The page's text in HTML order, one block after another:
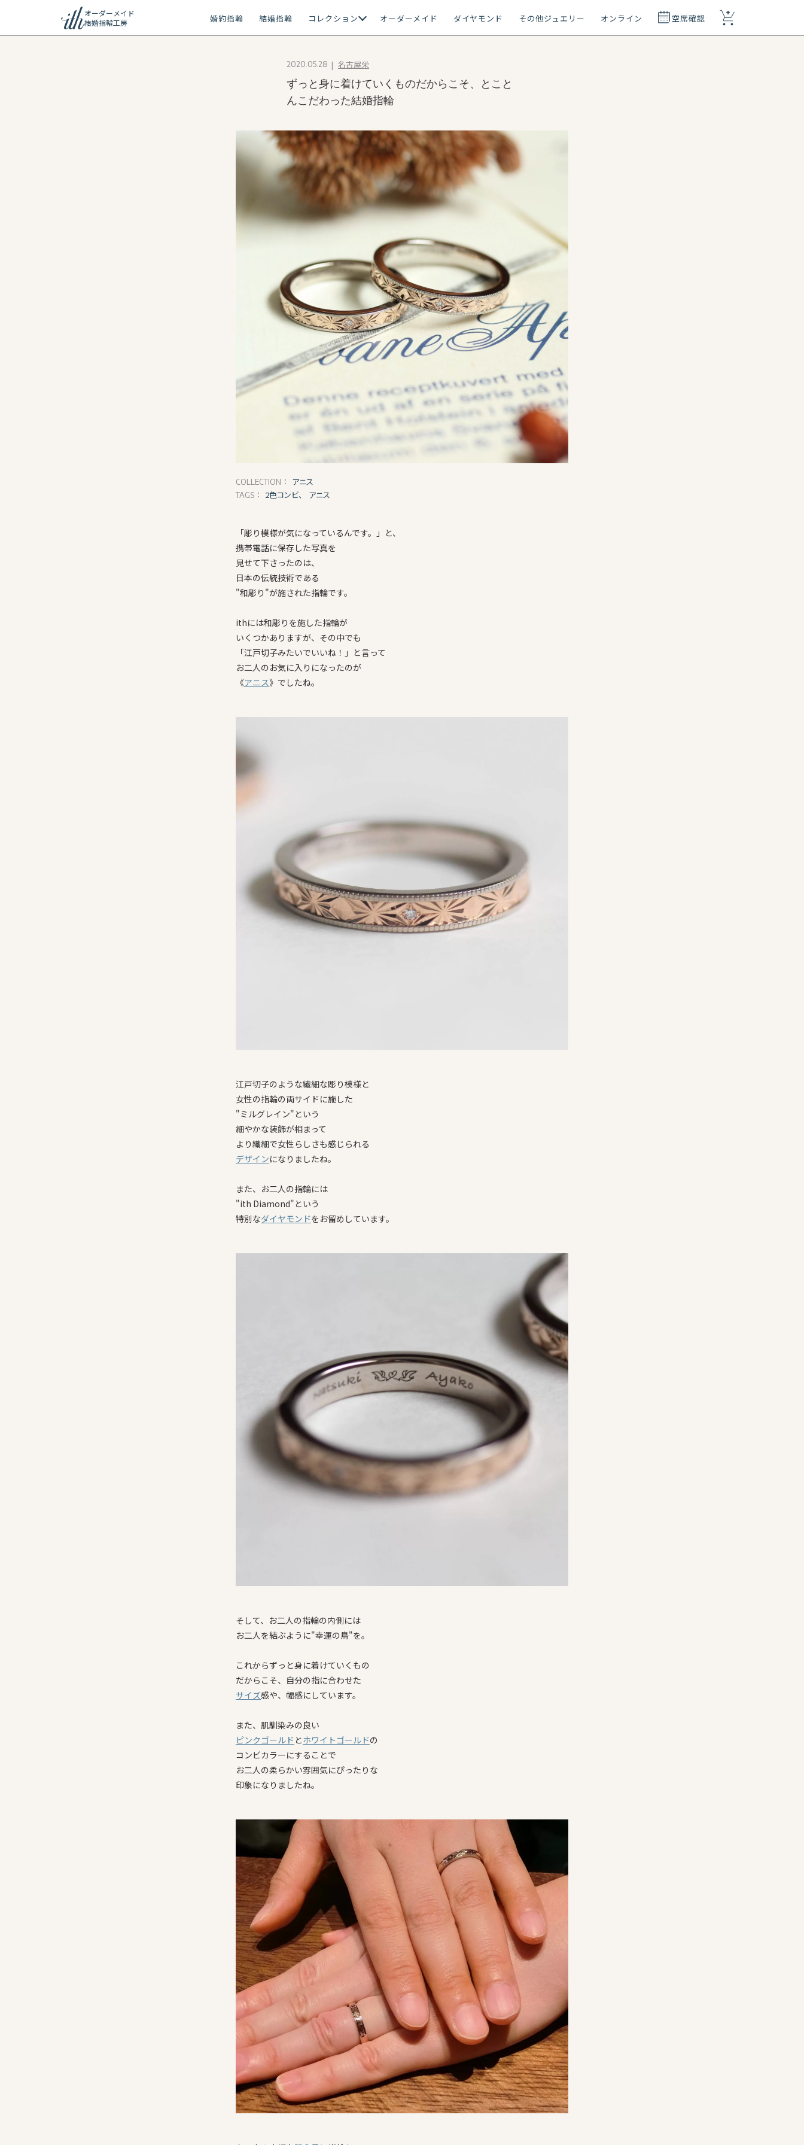
オーダーメイド
結婚指輪工房
婚約指輪 結婚指輪 コレクション オーダーメイド ダイヤモンド その他ジュエリー オンライン 空席確認
+
2020.05.28 名古屋栄
ずっと身に着けていくものだからこそ、とこと
んこだわった結婚指輪
COLLECTION： アニス
TAGS： 2色コンビ、 アニス
「彫り模様が気になっているんです。」と、
携帯電話に保存した写真を
見せて下さったのは、
日本の伝統技術である
"和彫り"が施された指輪です。
ithには和彫りを施した指輪が
いくつかありますが、その中でも
「江戸切子みたいでいいね！」と言って
お二人のお気に入りになったのが
《アニス》でしたね。
江戸切子のような繊細な彫り模様と
女性の指輪の両サイドに施した
"ミルグレイン"という
細やかな装飾が相まって
より繊細で女性らしさも感じられる
デザインになりましたね。
また、お二人の指輪には
"ith Diamond"という
特別なダイヤモンドをお留めしています。
そして、お二人の指輪の内側には
お二人を結ぶように"幸運の鳥"を。
これからずっと身に着けていくもの
だからこそ、自分の指に合わせた
サイズ感や、幅感にしています。
また、肌馴染みの良い
ピンクゴールド とホワイトゴールドの
コンビカラーにすることで
お二人の柔らかい雰囲気にぴったりな
印象になりましたね。